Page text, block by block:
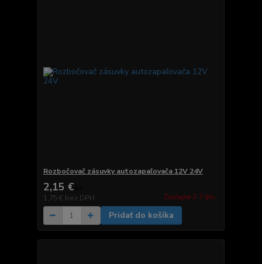
Rozbočovač zásuvky autozapaľovača 12V 24V
2,15 €
1,75 € bez DPH Zvyčajne 2-7 dni.
Pridať do košíka